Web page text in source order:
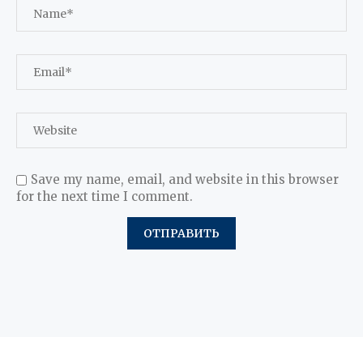
Save my name, email, and website in this browser
for the next time I comment.